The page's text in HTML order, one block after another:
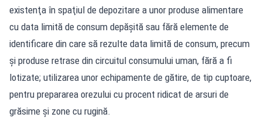
existenţa în spaţiul de depozitare a unor produse alimentare
cu data limită de consum depăşită sau fără elemente de
identificare din care să rezulte data limită de consum, precum
şi produse retrase din circuitul consumului uman, fără a fi
lotizate; utilizarea unor echipamente de gătire, de tip cuptoare,
pentru prepararea orezului cu procent ridicat de arsuri de
grăsime şi zone cu rugină.